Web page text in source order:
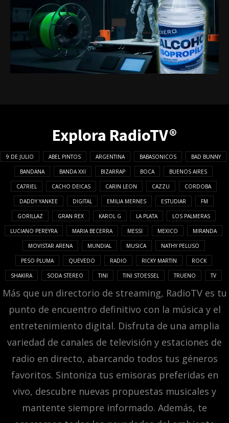
Explora RadioTV®
9 DE JULIO ABEL PINTOS ARGENTINA BABASONICOS BAD BUNNY
BANDANA BANDA XXI BIZARRAP BOCA BUENOS AIRES
CA7RIEL CACHO DEICAS CARIN LEON CAZZU CORDOBA
DADDY YANKEE DIGITAL EMILIA MERNES ESTUDIAR FM
GORILLAZ GRAN REX KAROL G LA PLATA LOS PALMERAS
LUCIANO PEREYRA MARIA BECERRA MESSI MEXICO MIRANDA
MOVISTAR ARENA MUNDIAL MUSICA NATHY PELUSO
PESO PLUMA QUEVEDO RADIO RICKY MARTIN ROCK
SHAKIRA SODA STEREO TINI TINI STOESSEL TRUENO TV
Más que un directorio de streaming, RadioTV es tu
punto de encuentro definitivo con la música y el
entretenimiento digital. Disfruta de una amplia
variedad de canales de televisión y estaciones de
radio en directo, abarcando todos tus géneros
favoritos. Sintoniza tus emisoras preferidas en
vivo, descubre nuevas propuestas musicales y
mantente siempre informado. Además, te